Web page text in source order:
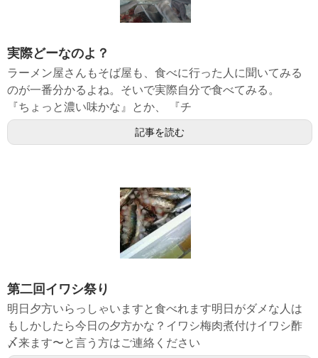
実際どーなのよ？
ラーメン屋さんもそば屋も、食べに行った人に聞いてみる
のが一番分かるよね。そいで実際自分で食べてみる。
『ちょっと濃い味かな』とか、 『チ
記事を読む
第二回イワシ祭り
明日夕方いらっしゃいますと食べれます明日がダメな人は
もしかしたら今日の夕方かな？イワシ梅肉煮付けイワシ酢
〆来ます〜と言う方はご連絡ください